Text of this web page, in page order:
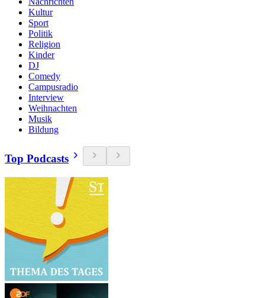
Kultur
Sport
Politik
Religion
Kinder
DJ
Comedy
Campusradio
Interview
Weihnachten
Musik
Bildung
Top Podcasts